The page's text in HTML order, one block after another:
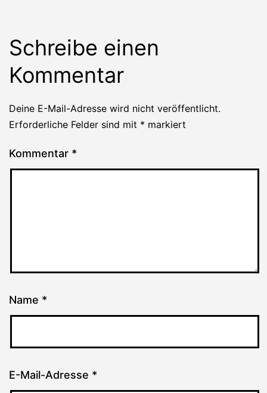
Schreibe einen
Kommentar
Deine E-Mail-Adresse wird nicht veröffentlicht.
Erforderliche Felder sind mit * markiert
Kommentar *
Name *
E-Mail-Adresse *